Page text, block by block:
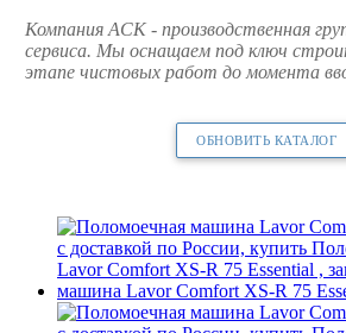
Компания АСК - производственная
сервиса. Мы оснащаем под ключ
этапе чистовых работ до момента
ОБНОВИТЬ КАТАЛОГ